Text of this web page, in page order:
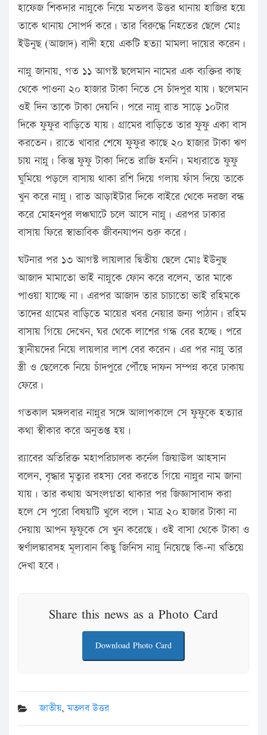
হাফেজ শিকদার নান্নুকে নিয়ে মতলব উত্তর থানায় হাজির হয়ে
তাকে থানায় সোপর্দ করে। তার বিরুদ্ধে নিহতের ছেলে মোঃ
ইউনুছ (আজাদ) বাদী হয়ে একটি হত্যা মামলা দায়ের করেন।
নান্নু জানায়, গত ১১ আগস্ট ছলেমান নামের এক ব্যক্তির কাছ
থেকে পাওনা ২০ হাজার টাকা নিতে সে চাঁদপুর যায়। ছলেমান
ওই দিন তাকে টাকা দেয়নি। পরে নান্নু রাত সাড়ে ১০টার
দিকে ফুফুর বাড়িতে যায়। গ্রামের বাড়িতে তার ফুফু একা বাস
করতেন। রাতে খাবার শেষে ফুফুর কাছে ২০ হাজার টাকা ঋণ
চায় নান্নু। কিন্তু ফুফু টাকা দিতে রাজি হননি। মধ্যরাতে ফুফু
ঘুমিয়ে পড়লে বাসায় থাকা রশি দিয়ে গলায় ফাঁস দিয়ে তাকে
খুন করে নান্নু। রাত আড়াইটার দিকে বাইরে থেকে দরজা বন্ধ
করে মোহনপুর লঞ্চঘাটে চলে আসে নান্নু। এরপর ঢাকার
বাসায় ফিরে স্বাভাবিক জীবনযাপন শুরু করে।
ঘটনার পর ১৩ আগস্ট লায়লার দ্বিতীয় ছেলে মোঃ ইউনুছ
আজাদ মামাতো ভাই নান্নুকে ফোন করে বলেন, তার মাকে
পাওয়া যাচ্ছে না। এরপর আজাদ তার চাচাতো ভাই রহিমকে
তাদের গ্রামের বাড়িতে মায়ের খবর নেয়ার জন্য পাঠান। রহিম
বাসায় গিয়ে দেখেন, ঘর থেকে লাশের গন্ধ বের হচ্ছে। পরে
স্থানীয়দের নিয়ে লায়লার লাশ বের করেন। এর পর নান্নু তার
স্ত্রী ও ছেলেকে নিয়ে চাঁদপুরে পৌঁছে দাফন সম্পন্ন করে ঢাকায়
ফেরে।
গতকাল মঙ্গলবার নান্নুর সঙ্গে আলাপকালে সে ফুফুকে হত্যার
কথা স্বীকার করে অনুতপ্ত হয়।
র‌্যাবের অতিরিক্ত মহাপরিচালক কর্নেল জিয়াউল আহসান
বলেন, বৃদ্ধার মৃত্যুর রহস্য বের করতে গিয়ে নান্নুর নাম জানা
যায়। তার কথায় অসংলগ্নতা থাকার পর জিজ্ঞাসাবাদ করা
হলে সে পুরো বিষয়টি খুলে বলে। মাত্র ২০ হাজার টাকা না
দেয়ায় আপন ফুফুকে সে খুন করেছে। ওই বাসা থেকে টাকা ও
স্বর্ণালঙ্কারসহ মূল্যবান কিছু জিনিস নান্নু নিয়েছে কি-না খতিয়ে
দেখা হবে।
Share this news as a Photo Card
Download Photo Card
জাতীয়,মতলব উত্তর